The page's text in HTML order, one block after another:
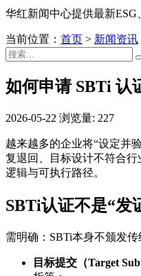
华红新闻中心提供最新ESG
当前位置： 首页 > 新闻资讯
如何申请 SBTi 认
2026-05-22 浏览量: 227
越来越多的企业将“设定并
复退回、目标设计不符合
逻辑与可执行路径。
SBTi认证不是“发
需明确：SBTi本身不颁发
目标提交（Target